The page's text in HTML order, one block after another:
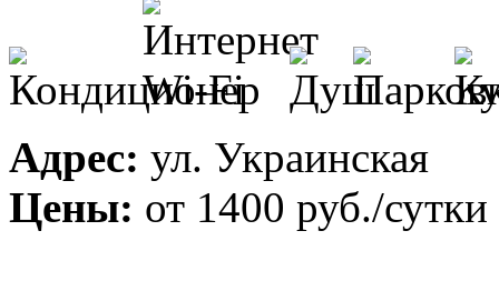
Адрес: ул. Украинская
Цены: от 1400 руб./сутки